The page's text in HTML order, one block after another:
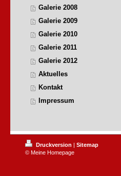
Galerie 2008
Galerie 2009
Galerie 2010
Galerie 2011
Galerie 2012
Aktuelles
Kontakt
Impressum
Druckversion | Sitemap
© Meine Homepage